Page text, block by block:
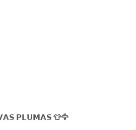
𝗣𝗟𝗨𝗠𝗔𝗦 👕🦅